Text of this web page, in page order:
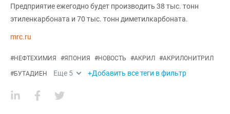
Предприятие ежегодно будет производить 38 тыс. тонн
этиленкарбоната и 70 тыс. тонн диметилкарбоната.
mrc.ru
#НЕФТЕХИМИЯ #ЯПОНИЯ #НОВОСТЬ #АКРИЛ #АКРИЛОНИТРИЛ
#БУТАДИЕН Еще 5 +Добавить все теги в фильтр